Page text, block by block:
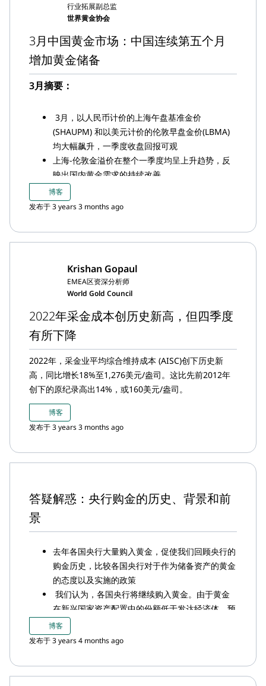
行业拓展副总监
世界黄金协会
3月中国黄金市场：中国连续第五个月
增加黄金储备
3月摘要：
3月，以人民币计价的上海午盘基准金价
(SHAUPM) 和以美元计价的伦敦早盘金价(LBMA)
均大幅飙升，一季度收盘回报可观
上海-伦敦金溢价在整个一季度均呈上升趋势，反
映出国内黄金需求的持续改善
3月，上海黄金交易所(SGE)的黄金出库量为157
吨，较上月小幅下降13吨，但较上年同比增长57
来最强劲的一季度上游实物黄金需求
3月，中国市场的黄金ETF基金出现了2023年的首
亿元人民币）；但一季度整体流量仍为负
3月，中国人民银行(PBoC)公布购金18吨，连续第
得中国的黄金储备总量升至2,068吨
2023年前两个月，中国的黄金进口总量为244吨，
同期强劲的上游实物黄金需求保持一致
博客
发布于 3 years 3 months ago
Krishan Gopaul
EMEA区资深分析师
World Gold Council
2022年采金成本创历史新高，但四季度
有所下降
2022年，采金业平均综合维持成本 (AISC)创下历史新
高，同比增长18%至1,276美元/盎司。这比先前2012年
创下的原纪录高出14%，或160美元/盎司。
博客
发布于 3 years 3 months ago
答疑解惑：央行购金的历史、背景和前
景
去年各国央行大量购入黄金，促使我们回顾央行的
购金历史，比较各国央行对于作为储备资产的黄金
的态度以及实施的政策
我们认为，各国央行将继续购入黄金。由于黄金
在新兴国家资产配置中的份额低于发达经济体，预
计新兴市场央行将充当购买黄金的排头兵。
博客
发布于 3 years 4 months ago